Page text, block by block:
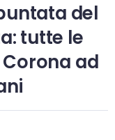
del
tutte le
ad